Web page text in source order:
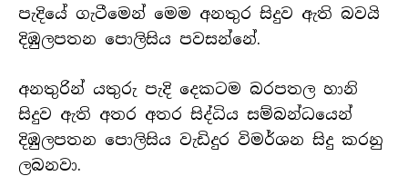
පැදියේ ගැටීමෙන් මෙම අනතුර සිදුව ඇති බවයි
දිඹුලපතන පොලිසිය පවසන්නේ.
අනතුරින් යතුරු පැදි දෙකටම බරපතල හානි
සිදුව ඇති අතර අතර සිද්ධිය සම්බන්ධයෙන්
දිඹුලපතන පොලිසිය වැඩිදුර විමර්ශන සිදු කරනු
ලබනවා.